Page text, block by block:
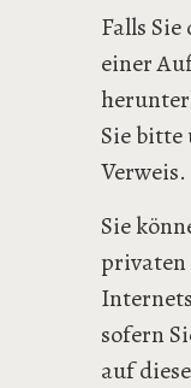
Falls
einer
Sie bitte
Verweis.
Sie
privaten
sofern
auf